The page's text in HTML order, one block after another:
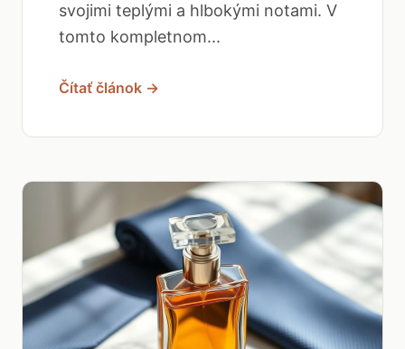
svojimi teplými a hlbokými notami. V
tomto kompletnom...
Čítať článok →